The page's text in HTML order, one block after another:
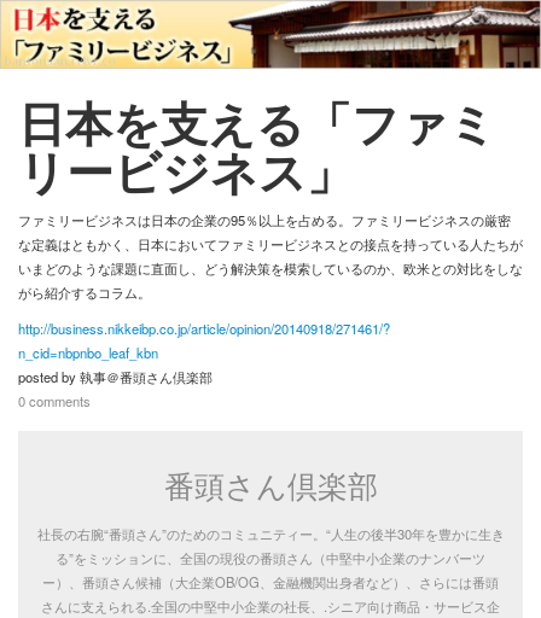
番頭さん倶楽部
新規登録
ストリーム
人気順
新着順
タグ
その他
このコミュニティについて
ヘルプ
プライバシーポリシー
お問い合わせ
REVOLVER
日本を支える「ファミ
リービジネス」
ファミリービジネスは日本の企業の95％以上を占める。ファミリービジネスの厳密
な定義はともかく、日本においてファミリービジネスとの接点を持っている人たちが
いまどのような課題に直面し、どう解決策を模索しているのか、欧米との対比をしな
がら紹介するコラム。
http://business.nikkeibp.co.jp/article/opinion/20140918/271461/?
n_cid=nbpnbo_leaf_kbn
posted by執事＠番頭さん倶楽部
0 comments
番頭さん倶楽部
社長の右腕“番頭さん”のためのコミュニティー。“人生の後半30年を豊かに生き
る”をミッションに、全国の現役の番頭さん（中堅中小企業のナンバーツ
ー）、番頭さん候補（大企業OB/OG、金融機関出身者など）、さらには番頭
さんに支えられる.全国の中堅中小企業の社長、.シニア向け商品・サービス企